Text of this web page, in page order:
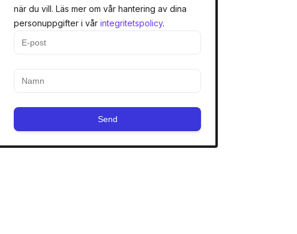
när du vill. Läs mer om vår hantering av dina
personuppgifter i vår integritetspolicy.
Send